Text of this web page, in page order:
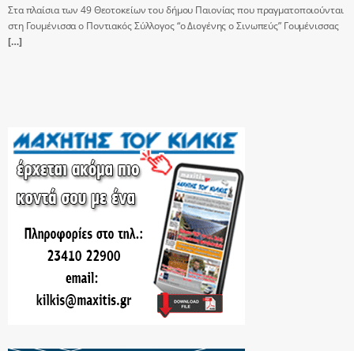
Στα πλαίσια των 49 Θεοτοκείων του δήμου Παιονίας που πραγματοποιούνται
στη Γουμένισσα ο Ποντιακός Σύλλογος “ο Διογένης ο Σινωπεύς” Γουμένισσας
[…]